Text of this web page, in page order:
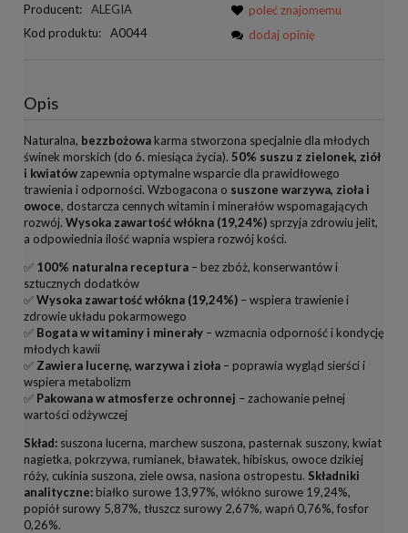
Producent:
ALEGIA
Kod produktu:
A0044
poleć znajomemu
dodaj opinię
Opis
Naturalna, bezzbożowa karma stworzona specjalnie dla młodych
świnek morskich (do 6. miesiąca życia). 50% suszu z zielonek, ziół
i kwiatówzapewnia optymalne wsparcie dla prawidłowego
trawienia i odporności. Wzbogacona o suszone warzywa, zioła i
owoce, dostarcza cennych witamin i minerałów wspomagających
rozwój. Wysoka zawartość włókna (19,24%) sprzyja zdrowiu jelit,
a odpowiednia ilość wapnia wspiera rozwój kości.
✅ 100% naturalna receptura – bez zbóż, konserwantów i
sztucznych dodatków
✅Wysoka zawartość włókna (19,24%) – wspiera trawienie i
zdrowie układu pokarmowego
✅ Bogata w witaminy i minerały – wzmacnia odporność i kondycję
młodych kawii
✅ Zawiera lucernę, warzywa i zioła – poprawia wygląd sierści i
wspiera metabolizm
✅ Pakowana w atmosferze ochronnej – zachowanie pełnej
wartości odżywczej
Skład: suszona lucerna, marchew suszona, pasternak suszony, kwiat
nagietka, pokrzywa, rumianek, bławatek, hibiskus, owoce dzikiej
róży, cukinia suszona, ziele owsa, nasiona ostropestu. Składniki
analityczne: białko surowe 13,97%, włókno surowe 19,24%,
popiół surowy 5,87%, tłuszcz surowy 2,67%, wapń 0,76%, fosfor
0,26%.